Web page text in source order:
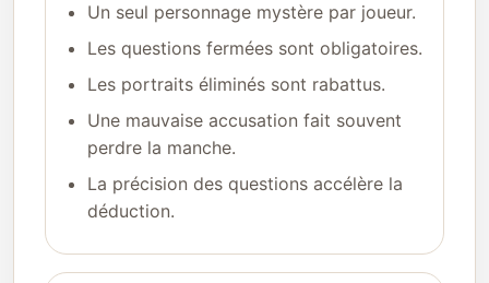
Un seul personnage mystère par joueur.
Les questions fermées sont obligatoires.
Les portraits éliminés sont rabattus.
Une mauvaise accusation fait souvent
perdre la manche.
La précision des questions accélère la
déduction.